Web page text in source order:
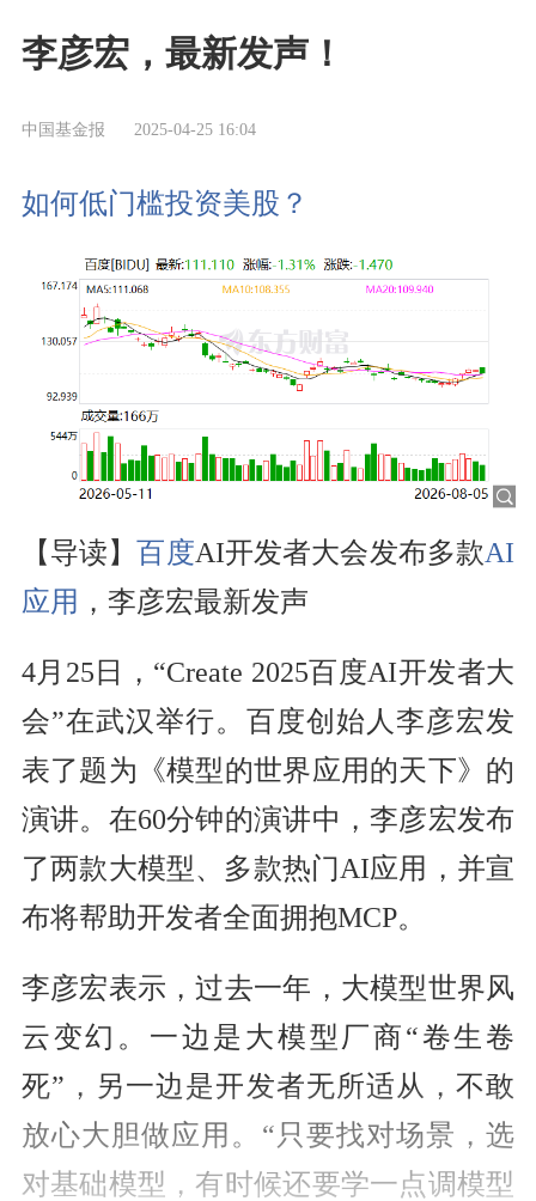
李彦宏，最新发声！
中国基金报 2025-04-25 16:04
如何低门槛投资美股？
【导读】百度AI开发者大会发布多款AI
应用 ，李彦宏最新发声
4月25日，“Create 2025百度AI开发者大
会”在武汉举行。百度创始人李彦宏发
表了题为《模型的世界应用的天下》的
演讲。在60分钟的演讲中，李彦宏发布
了两款大模型、多款热门AI应用，并宣
布将帮助开发者全面拥抱MCP。
李彦宏表示，过去一年，大模型世界风
云变幻。一边是大模型厂商“卷生卷
死”，另一边是开发者无所适从，不敢
放心大胆做应用。“只要找对场景，选
对基础模型，有时候还要学一点调模型